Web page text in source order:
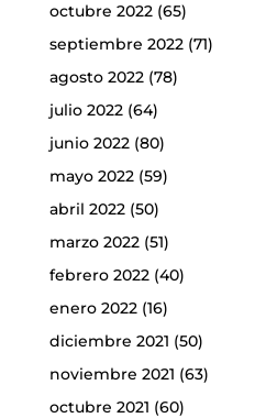
octubre 2022(65)
septiembre 2022(71)
agosto 2022(78)
julio 2022(64)
junio 2022(80)
mayo 2022(59)
abril 2022(50)
marzo 2022(51)
febrero 2022(40)
enero 2022(16)
diciembre 2021 (50)
noviembre 2021 (63)
octubre 2021 (60)